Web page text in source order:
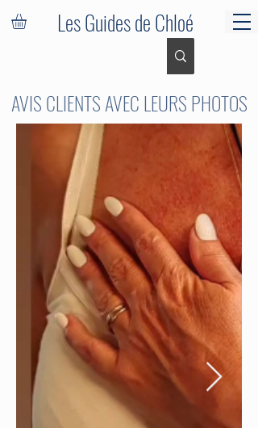
Les Guides de Chloé
AVIS CLIENTS AVEC LEURS PHOTOS